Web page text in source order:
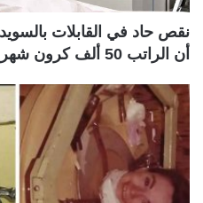
نقص حاد في القابلات
أن الراتب 50 ألف كرون شهرياً